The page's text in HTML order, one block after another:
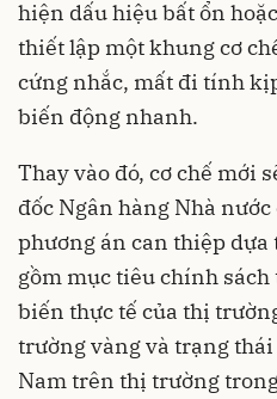
hiện dấu hiệu bất ổn
thiết lập một khung cơ
cứng nhắc, mất đi tính
biến động nhanh.
Thay vào đó, cơ chế mới
đốc Ngân hàng Nhà
phương án can thiệp dựa
gồm mục tiêu chính
biến thực tế của thị
trường vàng và trạng
Nam trên thị trường